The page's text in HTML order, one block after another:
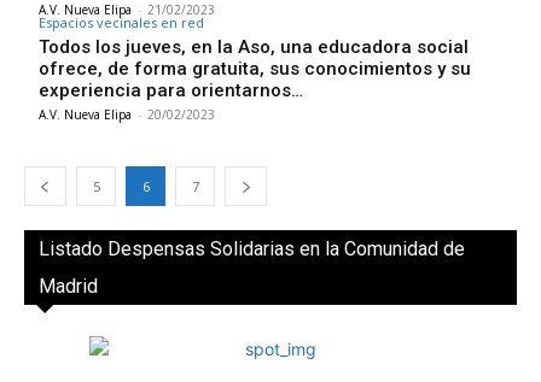
A.V. Nueva Elipa - 21/02/2023
Espacios vecinales en red
Todos los jueves, en la Aso, una educadora social
ofrece, de forma gratuita, sus conocimientos y su
experiencia para orientarnos…
A.V. Nueva Elipa - 20/02/2023
5 6 7
Listado Despensas Solidarias en la Comunidad de
Madrid